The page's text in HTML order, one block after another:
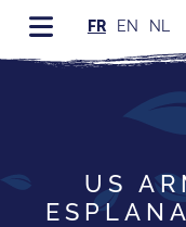
FR EN NL
US